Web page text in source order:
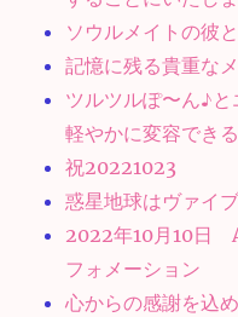
ソウルメイトの彼
記憶に残る貴重な
ツルツルぽ〜ん♪と
軽やかに変容でき
祝20221023
惑星地球はヴァイ
2022年10月10日
フォメーション
心からの感謝を込